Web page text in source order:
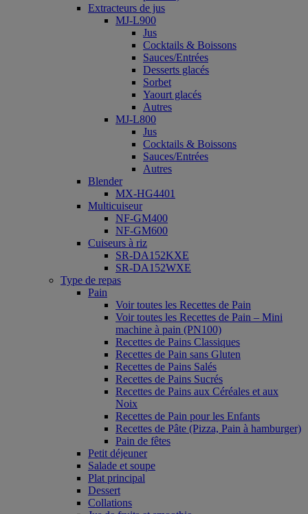
Extracteurs de jus
MJ-L900
Jus
Cocktails & Boissons
Sauces/Entrées
Desserts glacés
Sorbet
Yaourt glacés
Autres
MJ-L800
Jus
Cocktails & Boissons
Sauces/Entrées
Autres
Blender
MX-HG4401
Multicuiseur
NF-GM400
NF-GM600
Cuiseurs à riz
SR-DA152KXE
SR-DA152WXE
Type de repas
Pain
Voir toutes les Recettes de Pain
Voir toutes les Recettes de Pain – Mini
machine à pain (PN100)
Recettes de Pains Classiques
Recettes de Pain sans Gluten
Recettes de Pains Salés
Recettes de Pains Sucrés
Recettes de Pains aux Céréales et aux
Noix
Recettes de Pain pour les Enfants
Recettes de Pâte (Pizza, Pain à hamburger)
Pain de fêtes
Petit déjeuner
Salade et soupe
Plat principal
Dessert
Collations